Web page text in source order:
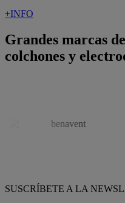
+INFO
Grandes marcas
colchones y
SUSCRÍBETE A LA